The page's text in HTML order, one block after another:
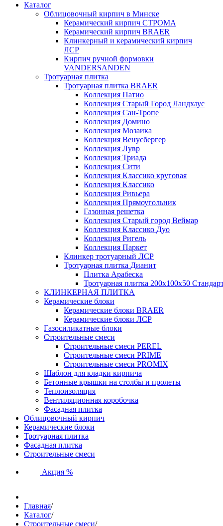
Каталог
Облицовочный кирпич в Минске
Керамический кирпич СТРОМА
Керамический кирпич BRAER
Клинкерный и керамический кирпич
ЛСР
Кирпич ручной формовки
VANDERSANDEN
Тротуарная плитка
Тротуарная плитка BRAER
Коллекция Патио
Коллекция Старый Город Ландхаус
Коллекция Сан-Тропе
Коллекция Домино
Коллекция Мозаика
Коллекция Венусбергер
Коллекция Лувр
Коллекция Триада
Коллекция Сити
Коллекция Классико круговая
Коллекция Классико
Коллекция Ривьера
Коллекция Прямоугольник
Газонная решетка
Коллекция Старый город Веймар
Коллекция Классико Дуо
Коллекция Ригель
Коллекция Паркет
Клинкер тротуарный ЛСР
Тротуарная плитка Дианит
Плитка Арабеска
Тротуарная плитка 200х100х50
КЛИНКЕРНАЯ ПЛИТКА
Керамические блоки
Керамические блоки BRAER
Керамические блоки ЛСР
Газосиликатные блоки
Строительные смеси
Строительные смеси PEREL
Строительные смеси PRIME
Строительные смеси PROMIX
Шаблон для кладки кирпича
Бетонные крышки на столбы и пролеты
Теплоизоляция
Вентиляционная коробочка
Фасадная плитка
Облицовочный кирпич
Керамические блоки
Тротуарная плитка
Фасадная плитка
Строительные смеси
Акция %
Главная/
Каталог/
Строительные смеси/